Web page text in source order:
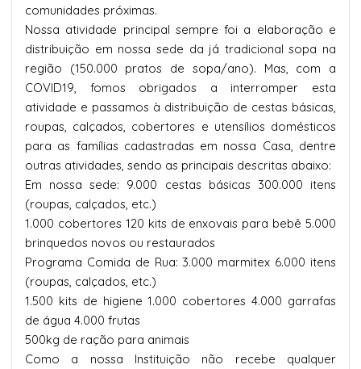
comunidades próximas.
Nossa atividade principal sempre foi a elaboração e
distribuição em nossa sede da já tradicional sopa na
região (150.000 pratos de sopa/ano). Mas, com a
COVID19, fomos obrigados a interromper esta
atividade e passamos à distribuição de cestas básicas,
roupas, calçados, cobertores e utensílios domésticos
para as famílias cadastradas em nossa Casa, dentre
outras atividades, sendo as principais descritas abaixo:
Em nossa sede: 9.000 cestas básicas 300.000 itens
(roupas, calçados, etc.)
1.000 cobertores 120 kits de enxovais para bebê 5.000
brinquedos novos ou restaurados
Programa Comida de Rua: 3.000 marmitex 6.000 itens
(roupas, calçados, etc.)
1.500 kits de higiene 1.000 cobertores 4.000 garrafas
de água 4.000 frutas
500kg de ração para animais
Como a nossa Instituição não recebe qualquer